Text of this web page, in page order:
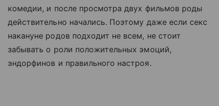
комедии, и после просмотра двух фильмов роды
действительно начались. Поэтому даже если секс
накануне родов подходит не всем, не стоит
забывать о роли положительных эмоций,
эндорфинов и правильного настроя.